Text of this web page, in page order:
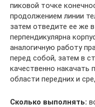
пиковой точке
продолжением линии
затем отведите ее же
перпендикулярна
аналогичную работу
перед собой, затем в
качественно накачать
области передних и
Сколько выполнять: